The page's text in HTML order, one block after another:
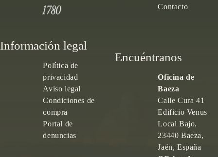
Contacto
Información legal
Política de
privacidad
Aviso legal
Condiciones de
compra
Portal de
denuncias
Encuéntranos
Oficina de
Baeza
Calle Cura 41
Edificio Venus
Local Bajo,
23440 Baeza,
Jaén, España